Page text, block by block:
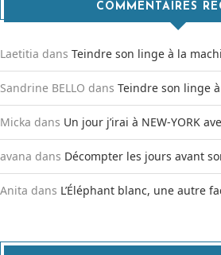
COMMENTAIRES
Laetitia dans Teindre son linge à la
Sandrine BELLO dans Teindre son linge
Micka dans Un jour j’irai à NEW-YORK
avana dans Décompter les jours avant
Anita dans L’Éléphant blanc, une autre